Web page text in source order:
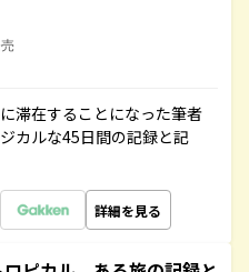
滞在することになった筆者
カルな45日間の記録と記
詳細を見る